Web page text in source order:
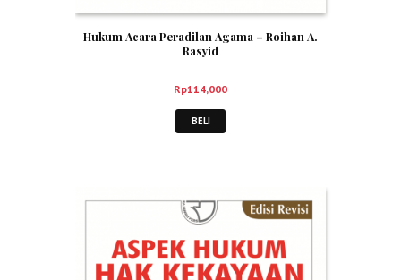
Hukum Acara Peradilan Agama – Roihan A.
Rasyid
Rp114,000
BELI